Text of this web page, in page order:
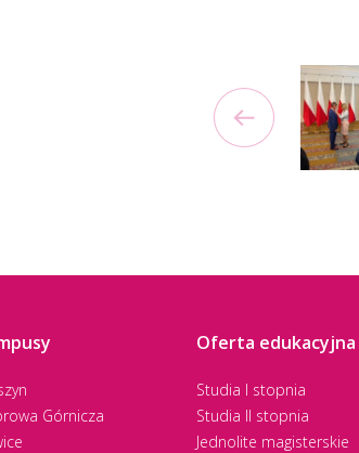
Górnicza
Oferta edukacyjna
Studia I stopnia
Studia II stopnia
Jednolite magisterskie